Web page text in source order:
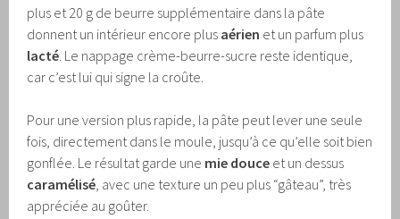
plus et 20 g de beurre supplémentaire dans la pâte
donnent un intérieur encore plus aérien et un parfum plus
lacté . Le nappage crème-beurre-sucre reste identique,
car c’est lui qui signe la croûte.
Pour une version plus rapide, la pâte peut lever une seule
fois, directement dans le moule, jusqu’à ce qu’elle soit bien
gonflée. Le résultat garde une mie douce et un dessus
caramélisé , avec une texture un peu plus “gâteau”, très
appréciée au goûter.